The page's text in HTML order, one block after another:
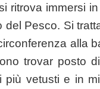
ritrova immersi
Pesco. Si
alla
trovar posto
vetusti e in